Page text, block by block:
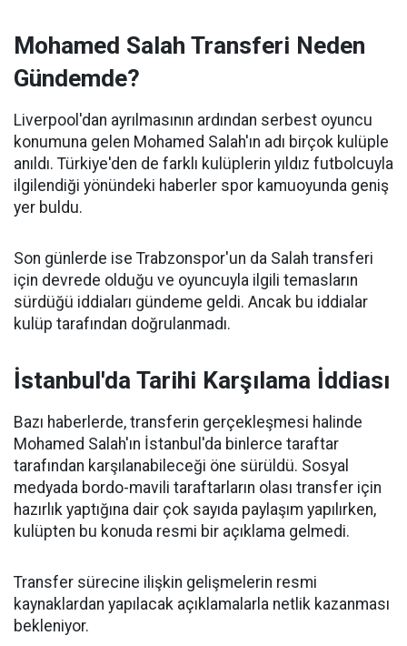
Mohamed Salah Transferi Neden
Gündemde?
Liverpool'dan ayrılmasının ardından serbest oyuncu
konumuna gelen Mohamed Salah'ın adı birçok kulüple
anıldı. Türkiye'den de farklı kulüplerin yıldız futbolcuyla
ilgilendiği yönündeki haberler spor kamuoyunda geniş
yer buldu.
Son günlerde ise Trabzonspor'un da Salah transferi
için devrede olduğu ve oyuncuyla ilgili temasların
sürdüğü iddiaları gündeme geldi. Ancak bu iddialar
kulüp tarafından doğrulanmadı.
İstanbul'da Tarihi Karşılama İddiası
Bazı haberlerde, transferin gerçekleşmesi halinde
Mohamed Salah'ın İstanbul'da binlerce taraftar
tarafından karşılanabileceği öne sürüldü. Sosyal
medyada bordo-mavili taraftarların olası transfer için
hazırlık yaptığına dair çok sayıda paylaşım yapılırken,
kulüpten bu konuda resmi bir açıklama gelmedi.
Transfer sürecine ilişkin gelişmelerin resmi
kaynaklardan yapılacak açıklamalarla netlik kazanması
bekleniyor.